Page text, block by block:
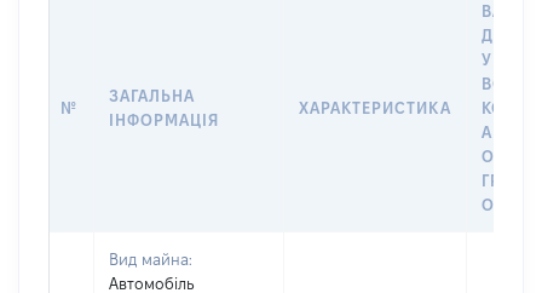
№
ЗАГАЛЬНА
ІНФОРМАЦІЯ
ХАРАКТЕРИСТИКА
ДАТУ
У
АБО
Вид майна:
Автомобіль